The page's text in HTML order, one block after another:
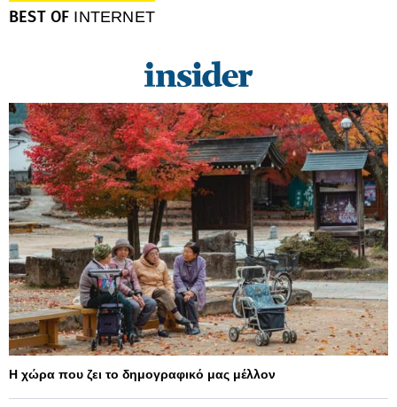
BEST OF INTERNET
Η χώρα που ζει το δημογραφικό μας μέλλον